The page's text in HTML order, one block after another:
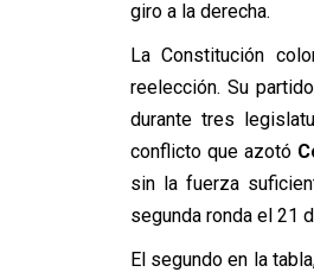
giro a la derecha.
La Constitución
reelección. Su
durante tres
conflicto que azotó
sin la fuerza
segunda ronda el 21
El segundo en la